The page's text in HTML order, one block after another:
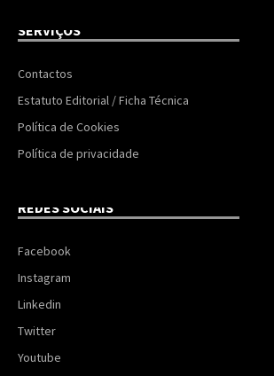
SERVIÇOS
Contactos
Estatuto Editorial / Ficha Técnica
Política de Cookies
Política de privacidade
REDES SOCIAIS
Facebook
Instagram
Linkedin
Twitter
Youtube